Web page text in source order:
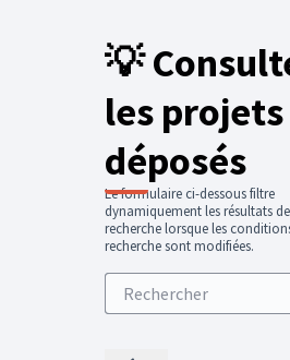
💡
les projets
déposés
Le formulaire ci-dessous filtre
dynamiquement les résultats
recherche lorsque les
recherche sont modifiées.